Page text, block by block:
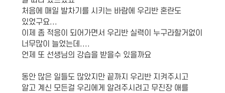
처음에 매일 발차기를 시키는 바람에 우리반 혼란도
있었구요...
이제 좀 적응이 되어가면서 우리반 실력이 누구라할거없이
너무많이 늘었는데....
언제 또 선생님의 강습을 받을수 있을까요
동안 많은 일들도 많았지만 끝까지 우리반 지켜주시고
알고 계신 모든걸 우리에게 알려주시려고 무진장 애를